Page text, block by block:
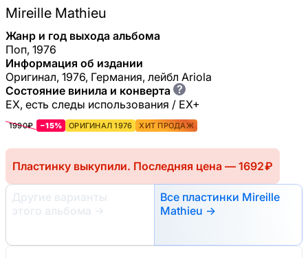
Mireille Mathieu
Жанр и год выхода альбома
Поп, 1976
Информация об издании
Оригинал, 1976, Германия, лейбл Ariola
Состояние винила и конверта ?
EX, есть следы использования / EX+
1990₽ −15% ОРИГИНАЛ 1976 ХИТ ПРОДАЖ
Пластинку выкупили. Последняя цена — 1692 ₽
Другие варианты
этого альбома
→
Все пластинки Mireille
Mathieu →